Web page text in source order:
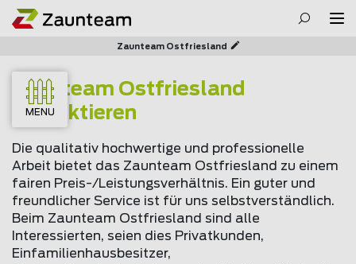
Zaunteam Ostfriesland
MENU
Zaunteam Ostfriesland
kontaktieren
Die qualitativ hochwertige und professionelle
Arbeit bietet das Zaunteam Ostfriesland zu einem
fairen Preis-/Leistungsverhältnis. Ein guter und
freundlicher Service ist für uns selbstverständlich.
Beim Zaunteam Ostfriesland sind alle
Interessierten, seien dies Privatkunden,
Einfamilienhausbesitzer,